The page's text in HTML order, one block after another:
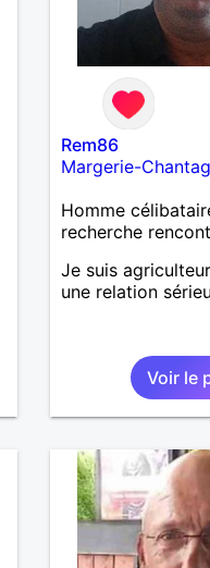
Rem86
Margerie-
Homme
recherche
Je suis
une relation
Voir le